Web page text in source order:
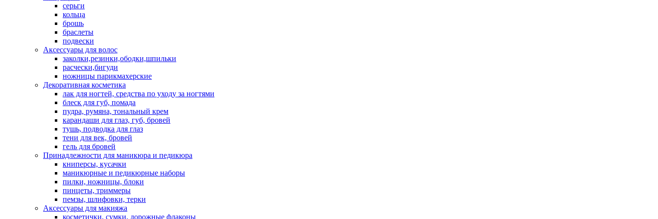
серьги
кольца
брошь
браслеты
подвески
Аксессуары для волос
заколки,резинки,ободки,шпильки
расчески,бигуди
ножницы парикмахерские
Декоративная косметика
лак для ногтей, средства по уходу за ногтями
блеск для губ, помада
пудра, румяна, тональный крем
карандаши для глаз, губ, бровей
тушь, подводка для глаз
тени для век, бровей
гель для бровей
Принадлежности для маникюра и педикюра
книперсы, кусачки
маникюрные и педикюрные наборы
пилки, ножницы, блоки
пинцеты, триммеры
пемзы, шлифовки, терки
Аксессуары для макияжа
косметички, сумки, дорожные флаконы